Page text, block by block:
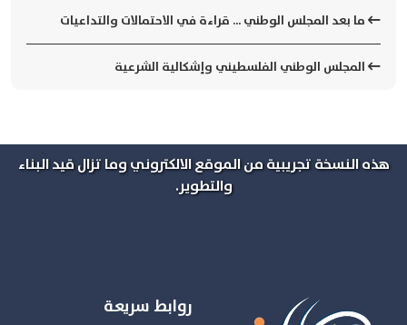
ما بعد المجلس الوطني ... قراءة في الاحتمالات والتداعيات
​المجلس الوطني الفلسطيني وإشكالية الشرعية
هذه النسخة تجريبية من الموقع الالكتروني وما تزال قيد البناء
والتطوير.
روابط سريعة